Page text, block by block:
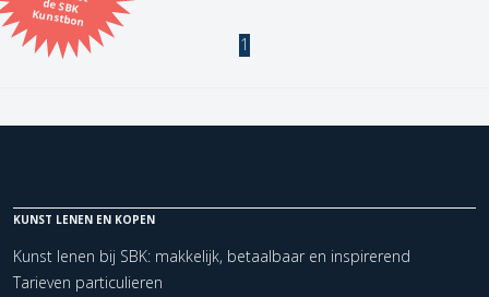
Kunstbon
Kunstenaar 1
KUNST LENEN EN KOPEN
Kunst lenen bij SBK: makkelijk, betaalbaar en inspirerend
Tarieven particulieren